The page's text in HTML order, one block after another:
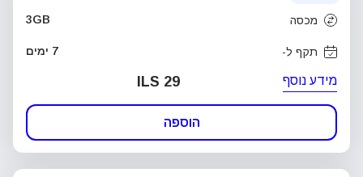
מכסה 3GB
תקף ל- 7 ימים
מידע נוסף ILS 29
הוספה